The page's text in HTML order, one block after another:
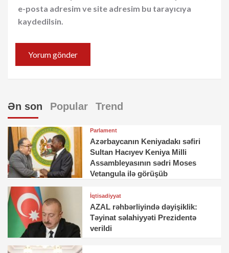
e-posta adresim ve site adresim bu tarayıcıya
kaydedilsin.
Ən son Popular Trend
Parlament
Azərbaycanın Keniyadakı səfiri
Sultan Hacıyev Keniya Milli
Assambleyasının sədri Moses
Vetangula ilə görüşüb
İqtisadiyyat
AZAL rəhbərliyində dəyişiklik:
Təyinat səlahiyyəti Prezidentə
verildi